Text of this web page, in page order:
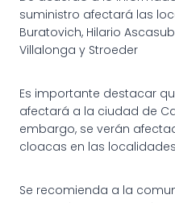
suministro afectará las
Buratovich, Hilario
Villalonga y Stroeder
Es importante destacar
afectará a la ciudad de
embargo, se verán
cloacas en las
Se recomienda a la